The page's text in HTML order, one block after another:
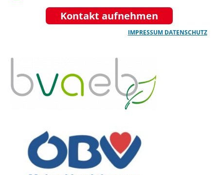
Kontakt aufnehmen
IMPRESSUM DATENSCHUTZ